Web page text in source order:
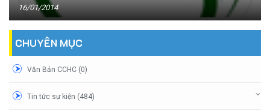
16/01/2014
CHUYÊN MỤC
Văn Bản CCHC (0)
Tin tức sự kiện (484)